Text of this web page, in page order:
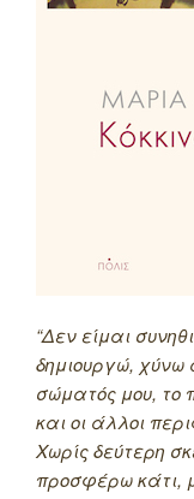
“Δεν είμαι
δημιουργώ, χύνω
σώματός μου, το
και οι άλλοι
Χωρίς δεύτερη
προσφέρω κάτι,